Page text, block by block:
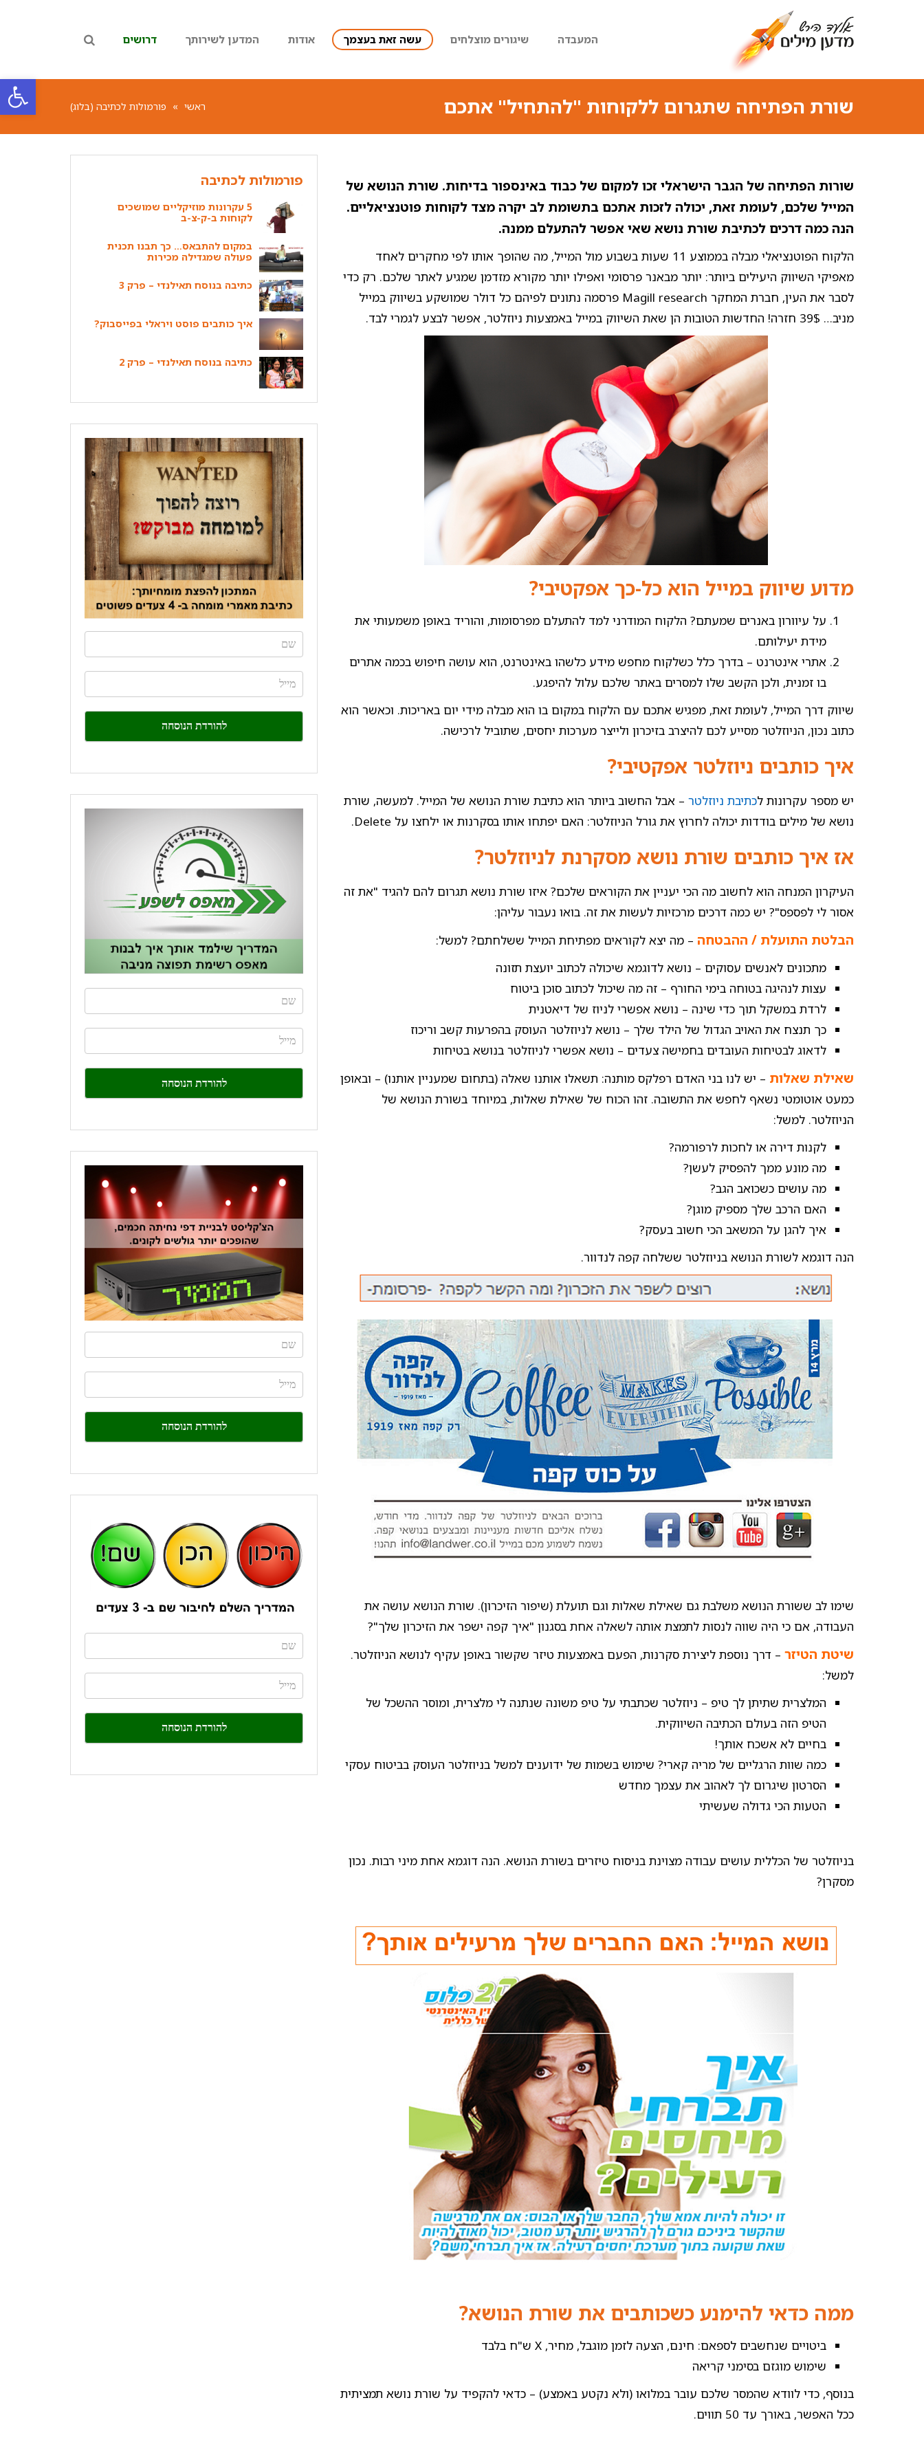
פתח
המעבדה שיגורים מוצלחים עשה זאת בעצמך אודות המדען לשירותך דרושים
שורת הפתיחה שתגרום ללקוחות "להתחיל" אתכם ראשי » פורמולות לכתיבה (בלוג)
שורות הפתיחה של הגבר הישראלי זכו למקום של כבוד באינספור בדיחות. שורת הנושא של
המייל שלכם, לעומת זאת, יכולה לזכות אתכם בתשומת לב יקרה מצד לקוחות פוטנציאליים.
הנה כמה דרכים לכתיבת שורת נושא שאי אפשר להתעלם ממנה.
הלקוח הפוטנציאלי מבלה בממוצע 11 שעות בשבוע מול המייל, מה שהופך אותו לפי מחקרים לאחד
מאפיקי השיווק היעילים ביותר: יותר מבאנר פרסומי ואפילו יותר מקורא מזדמן שמגיע לאתר שלכם. רק כדי
לסבר את העין, חברת המחקר Magill research פרסמה נתונים לפיהם כל דולר שמושקע בשיווק במייל
מניב… 39$ חזרה! החדשות הטובות הן שאת השיווק במייל באמצעות ניוזלטר, אפשר לבצע לגמרי לבד.
מדוע שיווק במייל הוא כל-כך אפקטיבי?
על עיוורון באנרים שמעתם? הלקוח המודרני למד להתעלם מפרסומות, והוריד באופן משמעותי את
מידת יעילותם.
אתרי אינטרנט – בדרך כלל כשלקוח מחפש מידע כלשהו באינטרנט, הוא עושה חיפוש בכמה אתרים
בו זמנית, ולכן הקשב שלו למסרים באתר שלכם עלול להיפגע.
שיווק דרך המייל, לעומת זאת, מפגיש אתכם עם הלקוח במקום בו הוא מבלה מידי יום באריכות. וכאשר הוא
כתוב נכון, הניוזלטר מסייע לכם להיצרב בזיכרון ולייצר מערכות יחסים, שתוביל לרכישה.
איך כותבים ניוזלטר אפקטיבי?
יש מספר עקרונות לכתיבת ניוזלטר – אבל החשוב ביותר הוא כתיבת שורת הנושא של המייל. למעשה, שורת
נושא של מילים בודדות יכולה לחרוץ את גורל הניוזלטר: האם יפתחו אותו בסקרנות או ילחצו על Delete.
אז איך כותבים שורת נושא מסקרנת לניוזלטר?
העיקרון המנחה הוא לחשוב מה הכי יעניין את הקוראים שלכם? איזו שורת נושא תגרום להם להגיד "את זה
אסור לי לפספס"? יש כמה דרכים מרכזיות לעשות את זה. בואו נעבור עליהן:
הבלטת התועלת / ההבטחה – מה יצא לקוראים מפתיחת המייל ששלחתם? למשל:
מתכונים לאנשים עסוקים – נושא לדוגמא שיכולה לכתוב יועצת תזונה
עצות לנהיגה בטוחה בימי החורף – זה מה שיכול לכתוב סוכן ביטוח
לרדת במשקל תוך כדי שינה – נושא אפשרי לניוז של דיאטנית
כך תנצח את האויב הגדול של הילד שלך – נושא לניוזלטר העוסק בהפרעות קשב וריכוז
לדאוג לבטיחות העובדים בחמישה צעדים – נושא אפשרי לניוזלטר בנושא בטיחות
שאילת שאלות – יש לנו בני האדם רפלקס מותנה: תשאלו אותנו שאלה (בתחום שמעניין אותנו) – ובאופן
כמעט אוטומטי נשאף לחפש את התשובה. זהו הכוח של שאילת שאלות, במיוחד בשורת הנושא של
הניוזלטר. למשל:
לקנות דירה או לחכות לרפורמה?
מה מונע ממך להפסיק לעשן?
מה עושים כשכואב הגב?
האם הרכב שלך מספיק מוגן?
איך להגן על המשאב הכי חשוב בעסק?
הנה דוגמא לשורת הנושא בניוזלטר ששלחה קפה לנדוור.
שימו לב ששורת הנושא משלבת גם שאילת שאלות וגם תועלת (שיפור הזיכרון). שורת הנושא עושה את
העבודה, אם כי היה שווה לנסות לתמצת אותה לשאלה אחת בסגנון "איך קפה ישפר את הזיכרון שלך"?
שיטת הטיזר – דרך נוספת ליצירת סקרנות, הפעם באמצעות טיזר שקשור באופן עקיף לנושא הניוזלטר.
למשל:
המלצרית שתיתן לך טיפ – ניוזלטר שכתבתי על טיפ משונה שנתנה לי מלצרית, ומוסר ההשכל של
הטיפ הזה בעולם הכתיבה השיווקית.
בחיים לא אשכח אותך!
כמה שוות הרגליים של מריה קארי? שימוש בשמות של ידוענים למשל בניוזלטר העוסק בביטוח עסקי
הסרטון שיגרום לך לאהוב את עצמך מחדש
הטעות הכי גדולה שעשיתי
בניוזלטר של הכללית עושים עבודה מצוינת בניסוח טיזרים בשורת הנושא. הנה דוגמא אחת מיני רבות. נכון
מסקרן?
ממה כדאי להימנע כשכותבים את שורת הנושא?
ביטויים שנחשבים לספאם: חינם, הצעה לזמן מוגבל, מחיר, X ש"ח בלבד
שימוש מוגזם בסימני קריאה
בנוסף, כדי לוודא שהמסר שלכם עובר במלואו (ולא נקטע באמצע) – כדאי להקפיד על שורת נושא תמציתית
ככל האפשר, באורך עד 50 תווים.
פורמולות לכתיבה
5 עקרונות מוזיקליים שמושכים
לקוחות ב-ק-צ-ב
במקום להתבאס… כך תבנו תכנית
פעולה שמגדילה מכירות
כתיבה בנוסח תאילנדי – פרק 3
איך כותבים פוסט ויראלי בפייסבוק?
כתיבה בנוסח תאילנדי – פרק 2
you
are
human,
field
you
are
human,
field
you
are
human,
field
you
are
human,
field